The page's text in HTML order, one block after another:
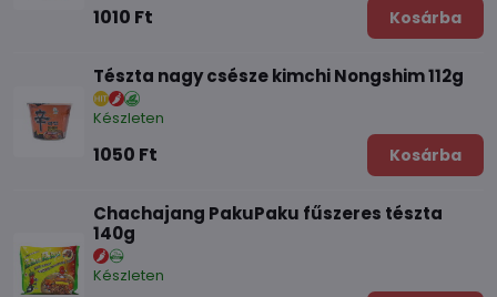
1010 Ft Kosárba
Tészta nagy csésze kimchi Nongshim 112g
Készleten
1050 Ft Kosárba
Chachajang PakuPaku fűszeres tészta
140g
Készleten